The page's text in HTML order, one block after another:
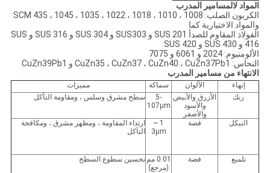
المواد لالمسامير المدرب
الكربون الصلب: 1008 ، 1010 ، 1018 ، 1022 ، 1035 ، 1045 ، SCM 435
والمواد الاختيارية كما
الفولاذ المقاوم للصدأ SUS 201 و SUS303 و SUS 304 و SUS 316 و SUS
416 و SUS 430 و SUS 420.
الألومنيوم: 2024 و 6061 و 7075
النحاس: CuZn35 ، CuZn37 ، CuZn40 ، CuZn37Pb1 و CuZn39Pb1
الانتهاء من مسامير المدرب
إنهاء الألوان سماكة
مميزات
زنك
الأزرق والأبيض
والأسود
والأصفر
5-
107μm
سطح مشرق وسلس ، ومقاومة التآكل
النيكل فضة
1 ~
3μm
ارتداء المقاومة ، ومظهر مشرق ، ومكافحة
التآكل
تلميع فضة
0.01 مم
(مرجع)
تحسين سطوع السطح